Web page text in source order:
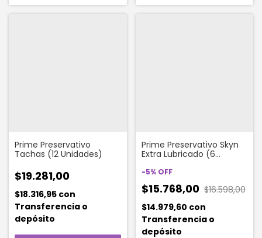
Prime Preservativo
Tachas (12 Unidades)
$19.281,00
$18.316,95 con
Transferencia o
depósito
Prime Preservativo Skyn
Extra Lubricado (6
-5% OFF
$15.768,00 $16.598,00
$14.979,60 con
Transferencia o
depósito